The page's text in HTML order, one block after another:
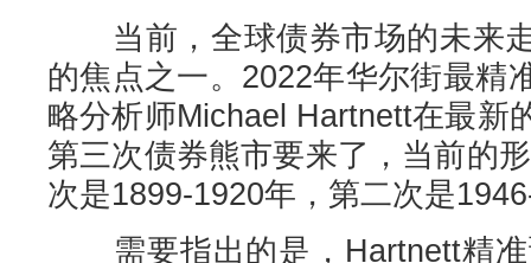
当前，全球债券市场的未来
的焦点之一。2022年华尔街最精
略分析师Michael Hartnett在最新
第三次债券熊市要来了，当前的
次是1899-1920年，第二次是
需要指出的是，Hartnett精准